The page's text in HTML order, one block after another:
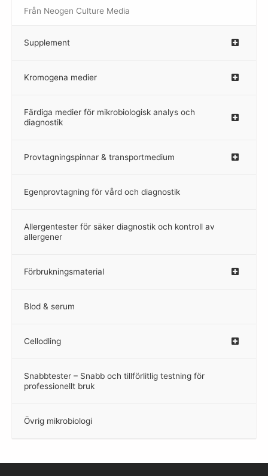
Från Neogen Culture Media
–
Supplement
–
Kromogena medier
–
Färdiga medier för mikrobiologisk analys och
diagnostik
Provtagningspinnar & transportmedium
–
Egenprovtagning för vård och diagnostik
–
Allergentester för säker diagnostik och kontroll av
allergener
–
Förbrukningsmaterial
Blod & serum
Cellodling
–
Snabbtester – Snabb och tillförlitlig testning för
professionellt bruk
–
Övrig mikrobiologi
–